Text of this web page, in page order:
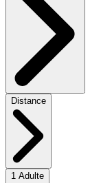
Distance
1 Adulte